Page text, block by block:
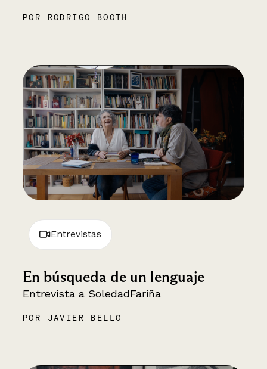
POR RODRIGO BOOTH
Entrevistas
En búsqueda de un lenguaje
Entrevista a SoledadFariña
POR JAVIER BELLO